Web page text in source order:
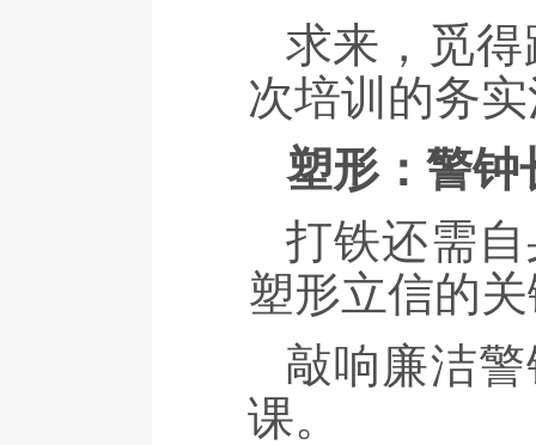
求来，觅
次培训的务
塑形：警钟
打铁还需
塑形立信的
敲响廉洁
课。